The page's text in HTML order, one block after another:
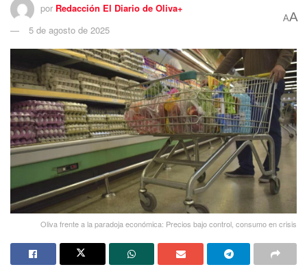
por Redacción El Diario de Oliva+
5 de agosto de 2025
AA
Oliva frente a la paradoja económica: Precios bajo control, consumo en crisis